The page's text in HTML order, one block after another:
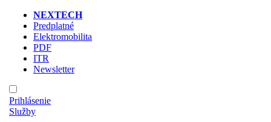
NEXTECH
Predplatné
Elektromobilita
PDF
ITR
Newsletter
Prihlásenie
Služby